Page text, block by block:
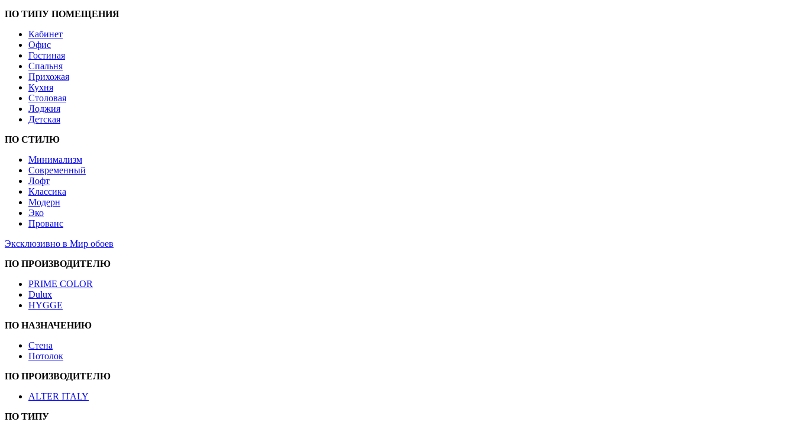
ПО ТИПУ ПОМЕЩЕНИЯ
Кабинет
Офис
Гостиная
Спальня
Прихожая
Кухня
Столовая
Лоджия
Детская
ПО СТИЛЮ
Минимализм
Современный
Лофт
Классика
Модерн
Эко
Прованс
Эксклюзивно в Мир обоев
ПО ПРОИЗВОДИТЕЛЮ
PRIME COLOR
Dulux
HYGGE
ПО НАЗНАЧЕНИЮ
Стена
Потолок
ПО ПРОИЗВОДИТЕЛЮ
ALTER ITALY
ПО ТИПУ